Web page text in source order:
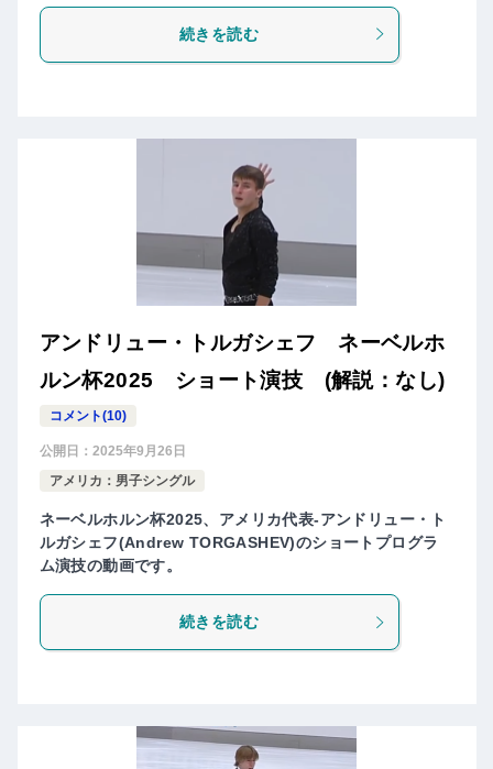
続きを読む
アンドリュー・トルガシェフ ネーベルホ
ルン杯2025 ショート演技 (解説：なし)
コメント(10)
公開日： 2025年9月26日
アメリカ：男子シングル
ネーベルホルン杯2025、アメリカ代表-アンドリュー・ト
ルガシェフ(Andrew TORGASHEV)のショートプログラ
ム演技の動画です。
続きを読む